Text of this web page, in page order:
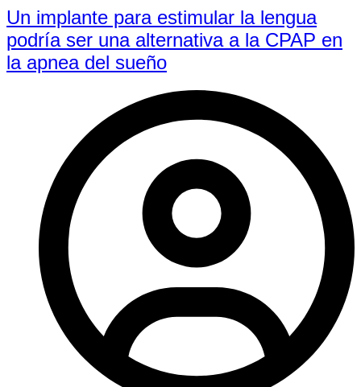
Un implante para estimular la lengua
podría ser una alternativa a la CPAP en
la apnea del sueño